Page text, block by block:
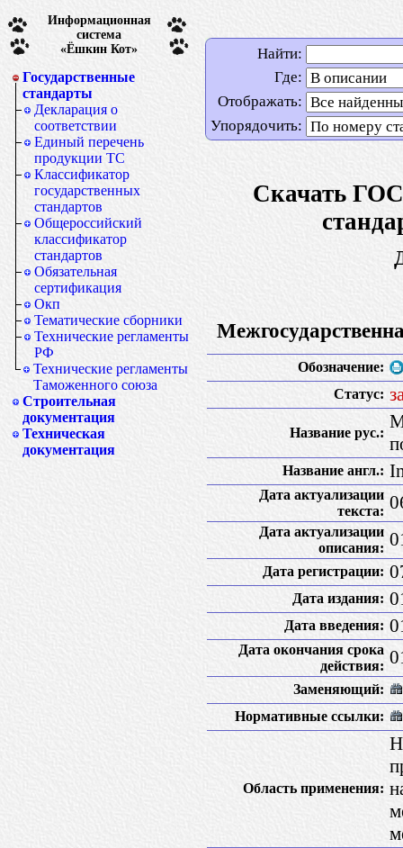
Информационная
система
«Ёшкин Кот»
Государственные
стандарты
Декларация о
соответствии
Единый перечень
продукции ТС
Классификатор
государственных
стандартов
Общероссийский
классификатор
стандартов
Обязательная
сертификация
Окп
Тематические сборники
Технические регламенты
РФ
Технические регламенты
Таможенного союза
Строительная
документация
Техническая
документация
Найти:
Где:
Отображать:
Упорядочить:
Скачать
Обозначение:
Статус:
Название рус.:
Название англ.:
Дата актуализации
текста:
Дата актуализации
описания:
Дата регистрации:
Дата издания:
Дата введения:
Дата окончания срока
действия:
Заменяющий:
Нормативные ссылки:
Область применения: